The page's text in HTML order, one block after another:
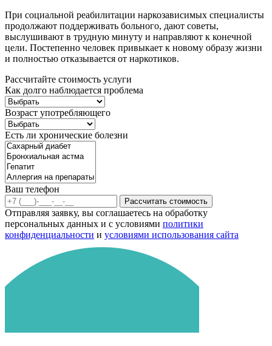
При социальной реабилитации наркозависимых специалисты
продолжают поддерживать больного, дают советы,
выслушивают в трудную минуту и направляют к конечной
цели. Постепенно человек привыкает к новому образу жизни
и полностью отказывается от наркотиков.
Рассчитайте стоимость услуги
Как долго наблюдается проблема
Возраст употребляющего
Есть ли хронические болезни
Ваш телефон
Рассчитать стоимость
Отправляя заявку, вы соглашаетесь на обработку
персональных данных и с условиями политики
конфиденциальности и условиями использования сайта